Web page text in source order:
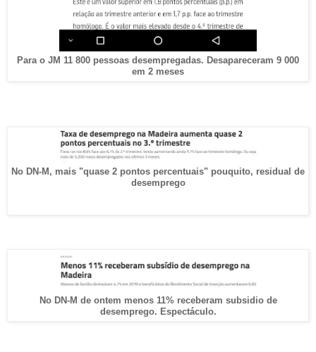
Para o JM 11 800 pessoas desempregadas. Desapareceram 9 000
em 2 meses
No DN-M, mais "quase 2 pontos percentuais" pouquito, residual de
desemprego
No DN-M de ontem menos 11% receberam subsidio de
desemprego. Espectáculo.